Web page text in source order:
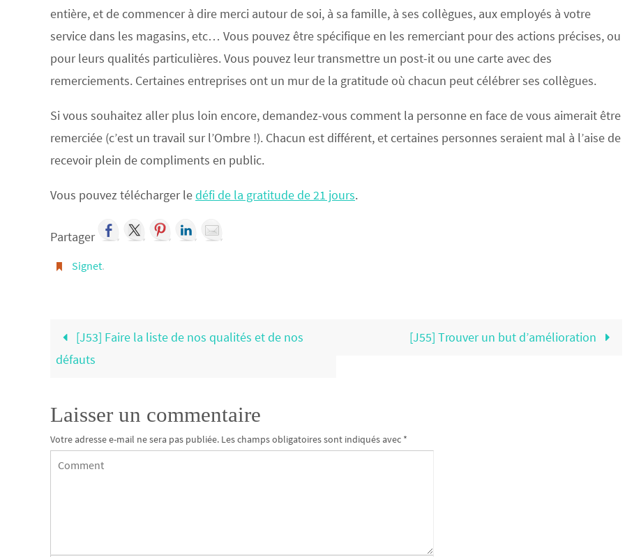
entière, et de commencer à dire merci autour de soi, à sa famille, à ses collègues, aux employés à votre
service dans les magasins, etc… Vous pouvez être spécifique en les remerciant pour des actions précises, ou
pour leurs qualités particulières. Vous pouvez leur transmettre un post-it ou une carte avec des
remerciements. Certaines entreprises ont un mur de la gratitude où chacun peut célébrer ses collègues.
Si vous souhaitez aller plus loin encore, demandez-vous comment la personne en face de vous aimerait être
remerciée (c’est un travail sur l’Ombre !). Chacun est différent, et certaines personnes seraient mal à l’aise de
recevoir plein de compliments en public.
Vous pouvez télécharger ledéfi de la gratitude de 21 jours.
Partager
Signet.
[J53] Faire la liste de nos qualités et de nos
défauts
[J55] Trouver un but d’amélioration
Laisser un commentaire
Votre adresse e-mail ne sera pas publiée. Les champs obligatoires sont indiqués avec *